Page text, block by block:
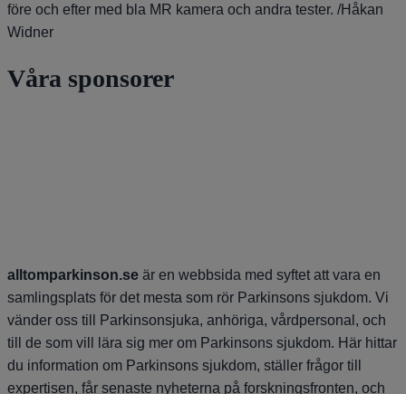
före och efter med bla MR kamera och andra tester. /Håkan
Widner
Våra sponsorer
alltomparkinson.se är en webbsida med syftet att vara en
samlingsplats för det mesta som rör Parkinsons sjukdom. Vi
vänder oss till Parkinsonsjuka, anhöriga, vårdpersonal, och
till de som vill lära sig mer om Parkinsons sjukdom. Här hittar
du information om Parkinsons sjukdom, ställer frågor till
expertisen, får senaste nyheterna på forskningsfronten, och